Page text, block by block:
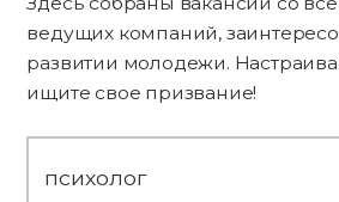
ведущих компаний,
развитии молодежи.
ищите свое призвание!